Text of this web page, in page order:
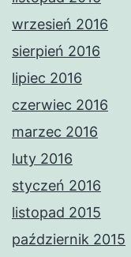
wrzesień 2016
sierpień 2016
lipiec 2016
czerwiec 2016
marzec 2016
luty 2016
styczeń 2016
listopad 2015
październik 2015